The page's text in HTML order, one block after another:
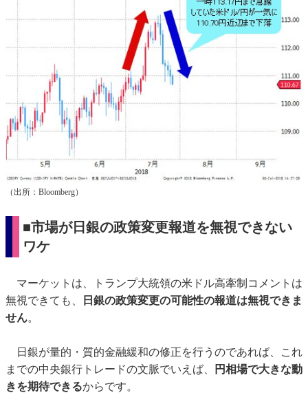
（出所：Bloomberg）
■市場が日銀の政策変更報道を無視できない
ワケ
マーケットは、トランプ大統領の米ドル高牽制コメントは
無視できても、
日銀の政策変更の可能性の報道は無視できま
せん。
日銀が量的・質的金融緩和の修正を行うのであれば、これ
までの中央銀行トレードの文脈でいえば、
円相場で大きな動
きを期待できるからです。